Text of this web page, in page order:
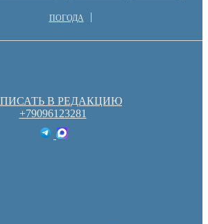
ПОГОДА
В РЕДАКЦИЮ
+79096123281